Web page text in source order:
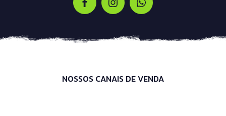
NOSSOS CANAIS DE VENDA